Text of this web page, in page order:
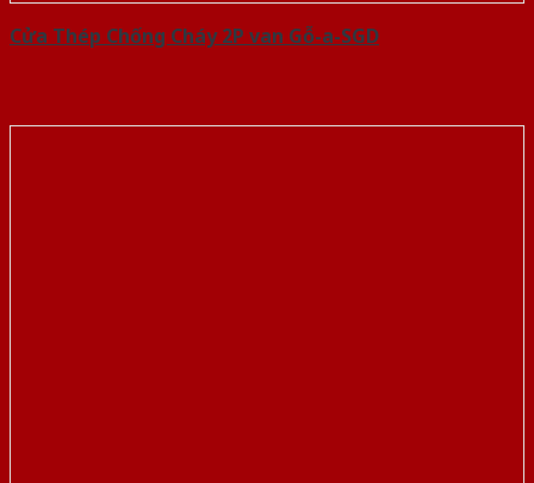
Cửa Thép Chống Cháy 2P van Gỗ-a-SGD